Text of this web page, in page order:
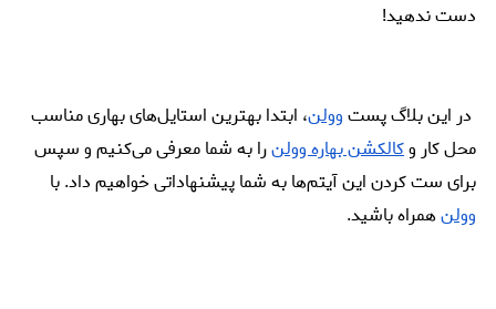
دست ندهید!
در این بلاگ پستوولن، ابتدا بهترین استایل‌های بهاری مناسب
محل کار وکالکشن بهاره وولنرا به شما معرفی می‌کنیم و سپس
برای ست کردن این آیتم‌ها به شما پیشنهاداتی خواهیم داد. با
وولنهمراه باشید.